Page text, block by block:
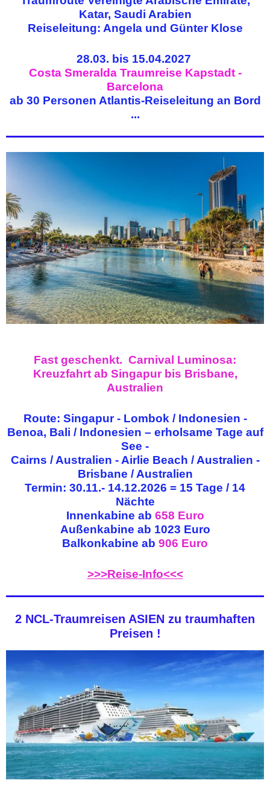
Katar, Saudi Arabien
Reiseleitung: Angela und Günter Klose
28.03. bis 15.04.2027
Costa Smeralda Traumreise Kapstadt -
Barcelona
ab 30 Personen Atlantis-Reiseleitung an Bord
...
Fast geschenkt. Carnival Luminosa:
Kreuzfahrt ab Singapur bis Brisbane,
Australien
Route: Singapur - Lombok / Indonesien -
Benoa, Bali / Indonesien – erholsame Tage auf
See -
Cairns / Australien - Airlie Beach / Australien -
Brisbane / Australien
Termin: 30.11.- 14.12.2026 = 15 Tage / 14
Nächte
Innenkabine ab 658 Euro
Außenkabine ab 1023 Euro
Balkonkabine ab 906 Euro
>>>Reise-Info<<<
2 NCL-Traumreisen ASIEN zu traumhaften
Preisen !